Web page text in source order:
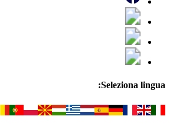
Seleziona lingua: